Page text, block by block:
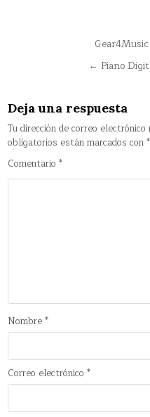
Navegación
← Piano
Deja una respuesta
Tu dirección de correo
obligatorios están marcados con*
Comentario*
Nombre*
Correo electrónico*